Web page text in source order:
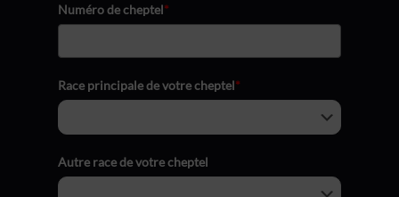
Numéro de cheptel*
Race principale de votre cheptel*
Autre race de votre cheptel